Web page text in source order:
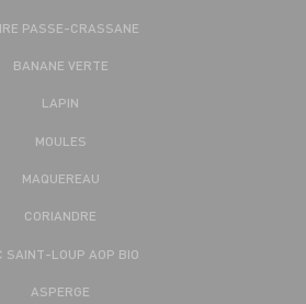
PASSE-CRASSANE
BANANE VERTE
LAPIN
MOULES
MAQUEREAU
CORIANDRE
SAINT-LOUP AOP BIO
ASPERGE